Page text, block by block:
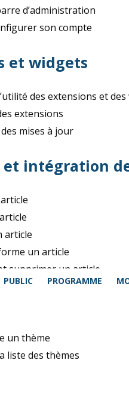
PUBLIC PROGRAMME
d’administration
son compte
et widgets
des extensions et des
extensions
mises à jour
et intégration
article
un article
supprimer un article
un thème
liste des thèmes